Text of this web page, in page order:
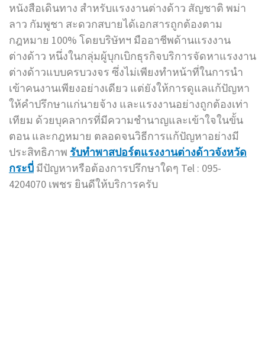
หนังสือเดินทาง สำหรับแรงงานต่างด้าว สัญชาติ พม่า
ลาว กัมพูชา สะดวกสบายได้เอกสารถูกต้องตาม
กฎหมาย 100% โดยบริษัทฯ มืออาชีพด้านแรงงาน
ต่างด้าว หนึ่งในกลุ่มผู้บุกเบิกธุรกิจบริการจัดหาแรงงาน
ต่างด้าวแบบครบวงจร ซึ่งไม่เพียงทำหน้าที่ในการนำ
เข้าคนงานเพียงอย่างเดียว แต่ยังให้การดูแลแก้ปัญหา
ให้คำปรึกษาแก่นายจ้าง และแรงงานอย่างถูกต้องเท่า
เทียม ด้วยบุคลากรที่มีความชำนาญและเข้าใจในขั้น
ตอน และกฎหมาย ตลอดจนวิธีการแก้ปัญหาอย่างมี
ประสิทธิภาพ รับทำพาสปอร์ตแรงงานต่างด้าวจังหวัด
กระบี่ มีปัญหาหรือต้องการปรึกษาใดๆ Tel : 095-
4204070 เพชร ยินดีให้บริการครับ